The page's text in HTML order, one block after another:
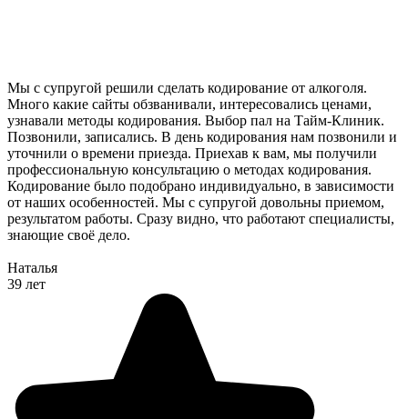
Мы с супругой решили сделать кодирование от алкоголя.
Много какие сайты обзванивали, интересовались ценами,
узнавали методы кодирования. Выбор пал на Тайм-Клиник.
Позвонили, записались. В день кодирования нам позвонили и
уточнили о времени приезда. Приехав к вам, мы получили
профессиональную консультацию о методах кодирования.
Кодирование было подобрано индивидуально, в зависимости
от наших особенностей. Мы с супругой довольны приемом,
результатом работы. Сразу видно, что работают специалисты,
знающие своё дело.
Наталья
39 лет